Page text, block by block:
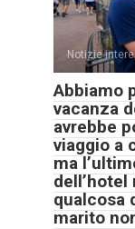
Notizie
Abbiamo
vacanza
avrebbe
viaggio a
ma
dell’hotel
qualcosa
marito